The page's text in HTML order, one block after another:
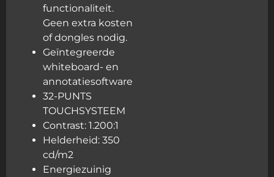
functionaliteit.
Geen extra kosten
of dongles nodig.
Geïntegreerde
whiteboard- en
annotatiesoftware
32-PUNTS
TOUCHSYSTEEM
Contrast: 1.200:1
Helderheid: 350
cd/m2
Energiezuinig